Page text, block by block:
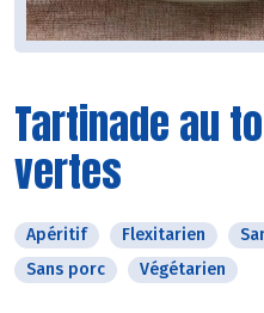
Tartinade au
vertes
Apéritif Flexitarien
Sans porc
Végétarien